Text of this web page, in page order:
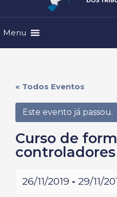
Menu
« Todos Eventos
Este evento já passou.
Curso de
26/11/2019 - 29/11/